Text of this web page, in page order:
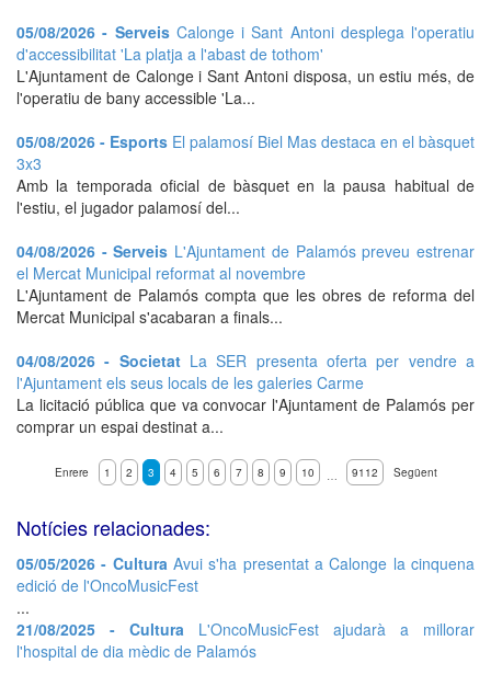
05/08/2026 - Serveis Calonge i Sant Antoni desplega l'operatiu
d'accessibilitat 'La platja a l'abast de tothom'
L'Ajuntament de Calonge i Sant Antoni disposa, un estiu més, de
l'operatiu de bany accessible 'La...
05/08/2026 - Esports El palamosí Biel Mas destaca en el bàsquet
3x3
Amb la temporada oficial de bàsquet en la pausa habitual de
l'estiu, el jugador palamosí del...
04/08/2026 - Serveis L'Ajuntament de Palamós preveu estrenar
el Mercat Municipal reformat al novembre
L'Ajuntament de Palamós compta que les obres de reforma del
Mercat Municipal s'acabaran a finals...
04/08/2026 - Societat La SER presenta oferta per vendre a
l'Ajuntament els seus locals de les galeries Carme
La licitació pública que va convocar l'Ajuntament de Palamós per
comprar un espai destinat a...
Enrere 1 2 3 4 5 6 7 8 9 10 … 9112 Següent
Notícies relacionades:
05/05/2026 - CulturaAvui s'ha presentat a Calonge la cinquena
edició de l'OncoMusicFest
...
21/08/2025 - Cultura L'OncoMusicFest ajudarà a millorar
l'hospital de dia mèdic de Palamós